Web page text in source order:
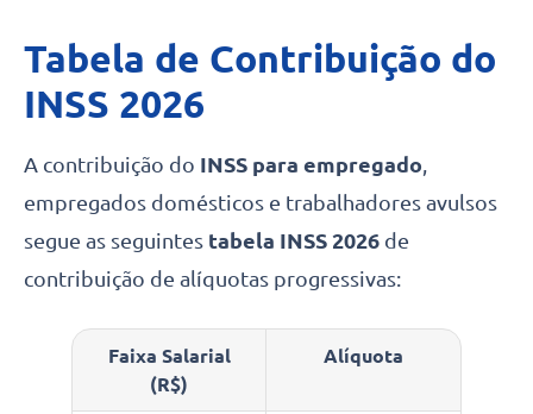
Tabela de Contribuição do
INSS 2026
A contribuição do INSS para empregado,
empregados domésticos e trabalhadores avulsos
segue as seguintes tabela INSS 2026 de
contribuição de alíquotas progressivas:
Faixa Salarial
(R$)
Alíquota